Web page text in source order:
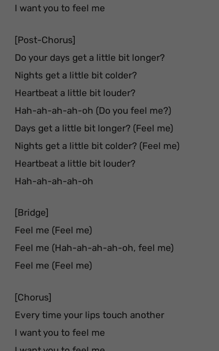
I want you to feel me
[Post-Chorus]
Do your days get a little bit longer?
Nights get a little bit colder?
Heartbeat a little bit louder?
Hah-ah-ah-ah-oh (Do you feel me?)
Days get a little bit longer? (Feel me)
Nights get a little bit colder? (Feel me)
Heartbeat a little bit louder?
Hah-ah-ah-ah-oh
[Bridge]
Feel me (Feel me)
Feel me (Hah-ah-ah-ah-oh, feel me)
Feel me (Feel me)
[Chorus]
Every time your lips touch another
I want you to feel me